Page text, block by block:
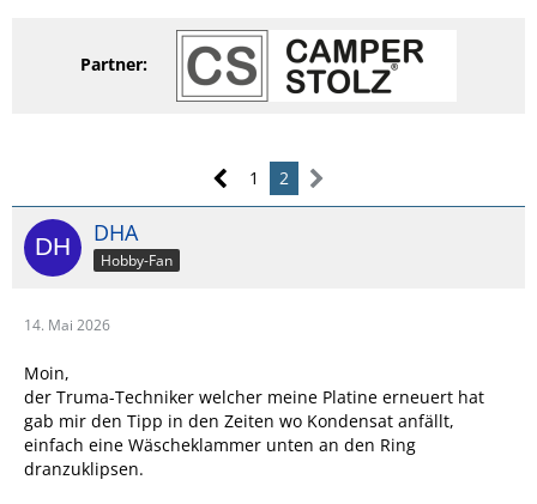
Partner:
1 2
DHA
Hobby-Fan
14. Mai 2026
Moin,
der Truma-Techniker welcher meine Platine erneuert hat
gab mir den Tipp in den Zeiten wo Kondensat anfällt,
einfach eine Wäscheklammer unten an den Ring
dranzuklipsen.